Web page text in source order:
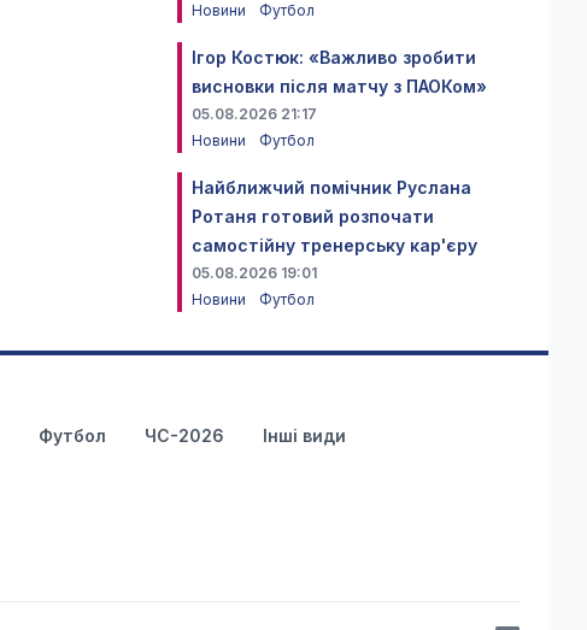
Новини
Футбол
Ігор Костюк: «Важливо зробити
висновки після матчу з ПАОКом»
05.08.2026 21:17
Новини
Футбол
Найближчий помічник Руслана
Ротаня готовий розпочати
самостійну тренерську кар'єру
05.08.2026 19:01
Новини
Футбол
Футбол ЧС-2026 Інші види